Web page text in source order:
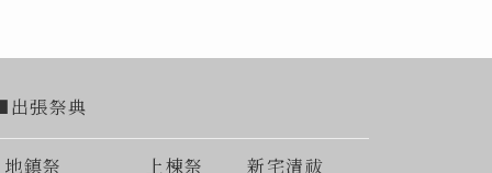
張祭典
地鎮祭 上棟祭 新宅清祓